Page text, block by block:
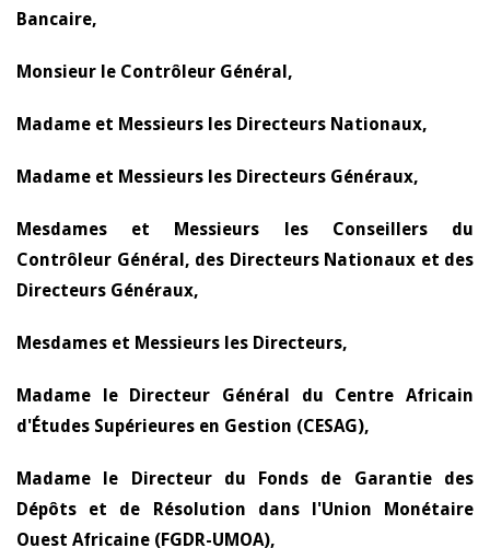
Bancaire,
Monsieur le Contrôleur Général,
Madame et Messieurs les Directeurs Nationaux,
Madame et Messieurs les Directeurs Généraux,
Mesdames et Messieurs les Conseillers du
Contrôleur Général, des Directeurs Nationaux et des
Directeurs Généraux,
Mesdames et Messieurs les Directeurs,
Madame le Directeur Général du Centre Africain
d'Études Supérieures en Gestion (CESAG),
Madame le Directeur du Fonds de Garantie des
Dépôts et de Résolution dans l'Union Monétaire
Ouest Africaine (FGDR-UMOA),